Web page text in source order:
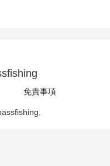
免責事項